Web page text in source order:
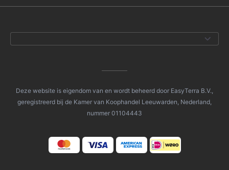
Deze website is eigendom van en wordt beheerd door EasyTerra B.V.,
geregistreerd bij de Kamer van Koophandel Leeuwarden, Nederland,
nummer 01104443